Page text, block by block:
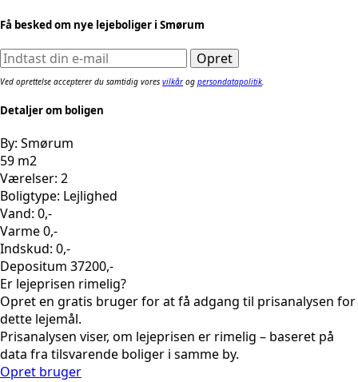
Få besked om nye lejeboliger i Smørum
Ved oprettelse accepterer du samtidig vores vilkårog persondatapolitik
Detaljer om boligen
By: Smørum
59 m2
Værelser: 2
Boligtype: Lejlighed
Vand: 0,-
Varme 0,-
Indskud: 0,-
Depositum 37200,-
Er lejeprisen rimelig?
Opret en gratis bruger for at få adgang til prisanalysen for
dette lejemål.
Prisanalysen viser, om lejeprisen er rimelig – baseret på
data fra tilsvarende boliger i samme by.
Opret bruger